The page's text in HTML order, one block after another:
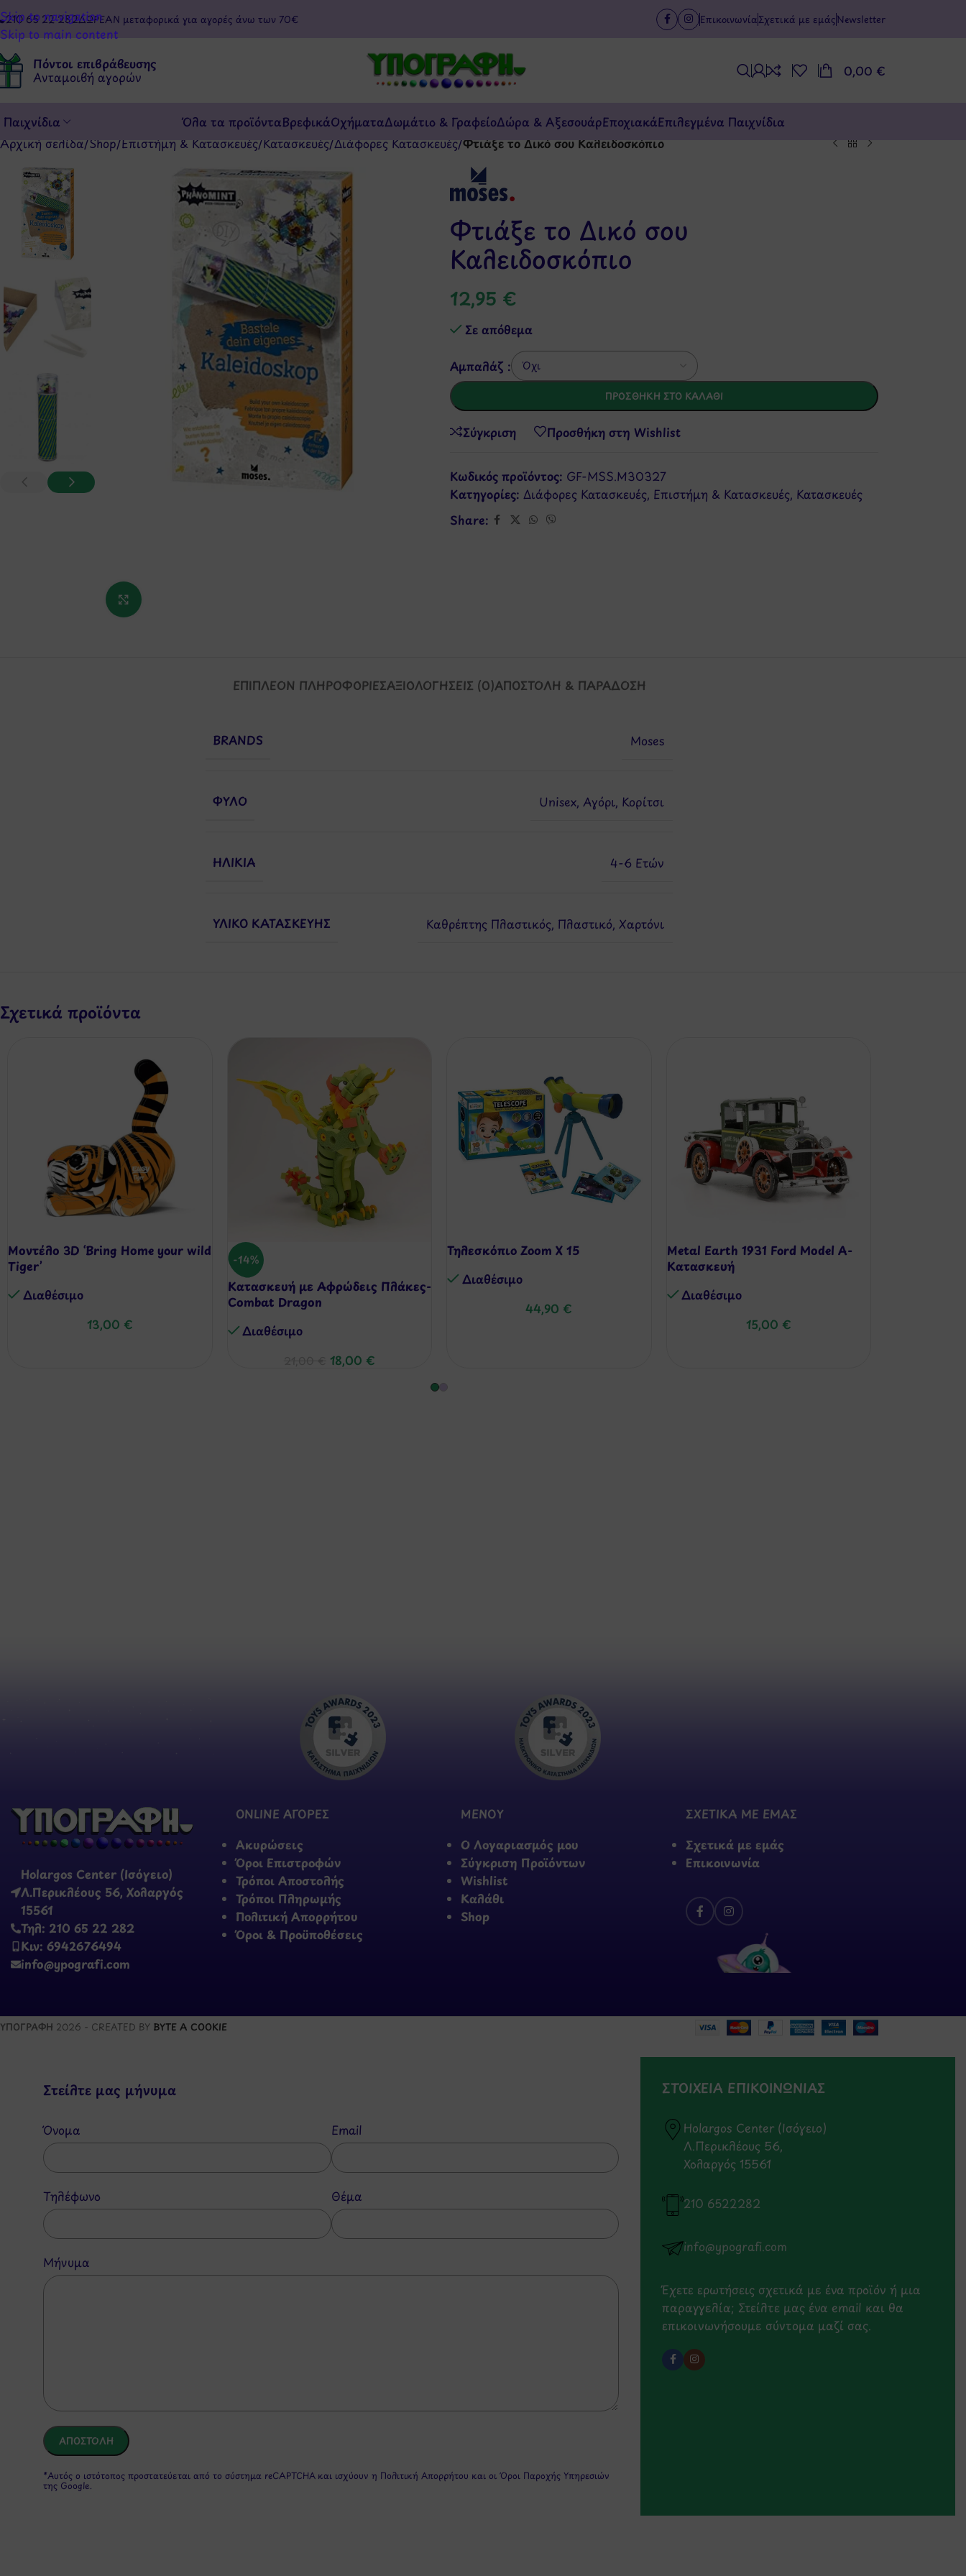
Skip to navigation
Skip to main content
210 65 22 282ΔΩΡΕΑΝ μεταφορικά για αγορές άνω των 70€ Επικοινωνία Σχετικά με εμάςNewsletter
Πόντοι επιβράβευσης
Ανταμοιβή αγορών 0,00 €
Παιχνίδια Όλα τα προϊόνταΒρεφικάΟχήματαΔωμάτιο & ΓραφείοΔώρα & ΑξεσουάρΕποχιακάΕπιλεγμένα Παιχνίδια
Αρχική σελίδα/Shop/Επιστήμη & Κατασκευές/Κατασκευές/Διάφορες Κατασκευές/Φτιάξε το Δικό σου Καλειδοσκόπιο
Φτιάξε το Δικό σου
Καλειδοσκόπιο
12,95 €
Σε απόθεμα
Αμπαλάζ :
ΠΡΟΣΘΉΚΗ ΣΤΟ ΚΑΛΆΘΙ
Σύγκριση Προσθήκη στη Wishlist
Κωδικός προϊόντος: GF-MSS.M30327
Κατηγορίες: Διάφορες Κατασκευές, Επιστήμη & Κατασκευές, Κατασκευές
Share:
ΕΠΙΠΛΈΟΝ ΠΛΗΡΟΦΟΡΊΕΣΑΞΙΟΛΟΓΉΣΕΙΣ (0)ΑΠΟΣΤΟΛΉ & ΠΑΡΆΔΟΣΗ
BRANDS Moses
ΦΎΛΟ Unisex, Αγόρι, Κορίτσι
ΗΛΙΚΊΑ 4-6 Ετών
ΥΛΙΚΌ ΚΑΤΑΣΚΕΥΉΣ Καθρέπτης Πλαστικός, Πλαστικό, Χαρτόνι
Σχετικά προϊόντα
Μοντέλο 3D ‘Bring Home your wild
Tiger’
Διαθέσιμo
13,00 €
-14%
Κατασκευή με Αφρώδεις Πλάκες-
Combat Dragon
Διαθέσιμo
18,00 €
Τηλεσκόπιο Zoom X 15
Διαθέσιμo
44,90€
Metal Earth 1931 Ford Model A-
Κατασκευή
Διαθέσιμo
15,00 €
Holargos Center (Ισόγειο)
Λ.Περικλέους 56, Χολαργός
15561
Τηλ: 210 65 22 282
Κιν: 6942676494
info@ypografi.com
ONLINE ΑΓΟΡΕΣ
Ακυρώσεις
Όροι Επιστροφών
Τρόποι Αποστολής
Τρόποι Πληρωμής
Πολιτική Απορρήτου
Όροι & Προϋποθέσεις
ΜΕΝΟΥ
Ο Λογαριασμός μου
Σύγκριση Προϊόντων
Wishlist
Καλάθι
Shop
ΣΧΕΤΙΚΑ ΜΕ ΕΜΑΣ
Σχετικά με εμάς
Επικοινωνία
ΥΠΟΓΡΑΦΗ 2026 - CREATED BY BYTE A COOKIE
Στείλτε μας μήνυμα
Όνομα Email
Τηλέφωνο Θέμα
Μήνυμα
*Αυτός ο ιστότοπος προστατεύεται από το σύστημα reCAPTCHA και ισχύουν η Πολιτική Απορρήτου και οιΌροι Παροχής Υπηρεσιών
της Google.
ΣΤΟΙΧΕΙΑ ΕΠΙΚΟΙΝΩΝΙΑΣ
Holargos Center (Ισόγειο)
Λ.Περικλέους 56,
Χολαργός 15561
210 6522282
info@ypografi.com
Έχετε ερωτήσεις σχετικά με ένα προϊόν ή μια
παραγγελία; Στείλτε μας ένα email και θα
επικοινωνήσουμε σύντομα μαζί σας.